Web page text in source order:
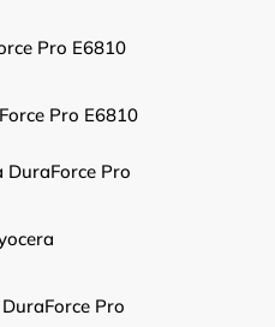
Pro E6810
Pro E6810
DuraForce Pro
Pro